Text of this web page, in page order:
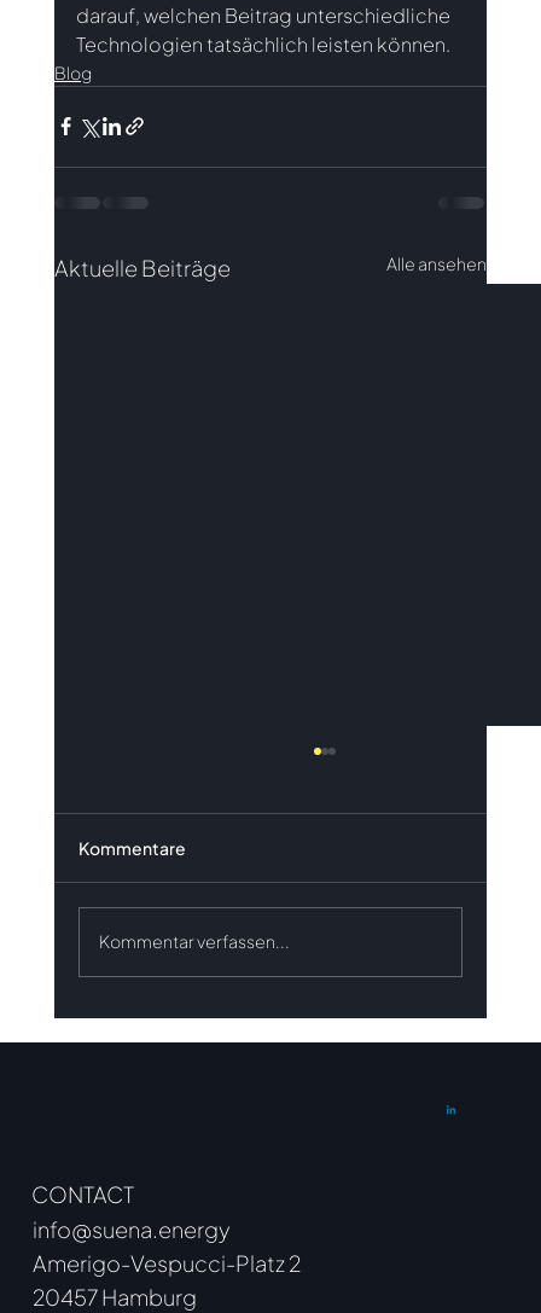
darauf, welchen Beitrag unterschiedliche
Technologien tatsächlich leisten können.
Blog
Aktuelle Beiträge Alle ansehen
Kommentare
Kommentar verfassen...
CONTACT
info@suena.energy
Amerigo-Vespucci-Platz 2
20457 Hamburg